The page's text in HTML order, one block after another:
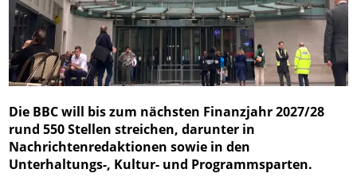
Die BBC will bis zum nächsten Finanzjahr 2027/28
rund 550 Stellen streichen, darunter in
Nachrichtenredaktionen sowie in den
Unterhaltungs-, Kultur- und Programmsparten.